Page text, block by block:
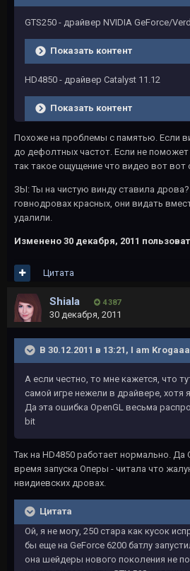
GTS250 - драйвер NVIDIA GeForce/
Показать контент
HD4850 - драйвер Catalyst 11.12
Показать контент
Похоже на проблемы с памятью. Если
до дефолтных частот. Если не поможет
так такое ощущение что видео вот вот
ЗЫ: Ты на чистую винду ставила
говнодровах красных, они видать
удалили.
Изменено 30 декабря, 2011
Цитата
Shiala 4 387
30 декабря, 2011
В 30.12.2011 в 13:21, I am
А если честно, то мне кажется, что
самой игре нежели в драйвере, хотя
Да эта ошибка OpenGL весьма
bit
Так на HD4850 работает нормально. Да
время запуска Оперы - читала что
нвидиевских дровах.
Цитата
Ой, я не могу, 250 стара как кусок
бы еще на GeForce 6200 батлу
она шейдеры нового поколения не